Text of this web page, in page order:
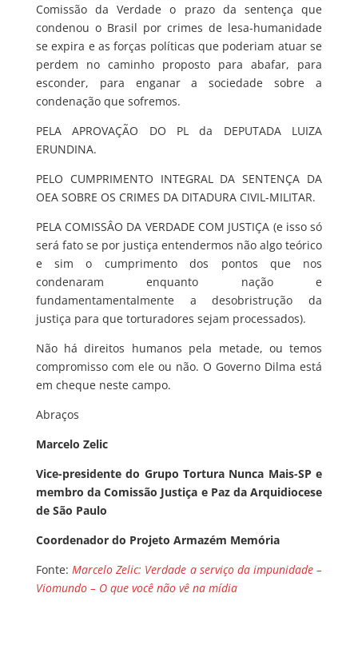
Comissão da Verdade o prazo da sentença que
condenou o Brasil por crimes de lesa-humanidade
se expira e as forças políticas que poderiam atuar se
perdem no caminho proposto para abafar, para
esconder, para enganar a sociedade sobre a
condenação que sofremos.
PELA APROVAÇÃO DO PL da DEPUTADA LUIZA
ERUNDINA.
PELO CUMPRIMENTO INTEGRAL DA SENTENÇA DA
OEA SOBRE OS CRIMES DA DITADURA CIVIL-MILITAR.
PELA COMISSÂO DA VERDADE COM JUSTIÇA (e isso só
será fato se por justiça entendermos não algo teórico
e sim o cumprimento dos pontos que nos
condenaram enquanto nação e
fundamentamentalmente a desobristrução da
justiça para que torturadores sejam processados).
Não há direitos humanos pela metade, ou temos
compromisso com ele ou não. O Governo Dilma está
em cheque neste campo.
Abraços
Marcelo Zelic
Vice-presidente do Grupo Tortura Nunca Mais-SP e
membro da Comissão Justiça e Paz da Arquidiocese
de São Paulo
Coordenador do Projeto Armazém Memória
Fonte: Marcelo Zelic: Verdade a serviço da impunidade –
Viomundo – O que você não vê na mídia